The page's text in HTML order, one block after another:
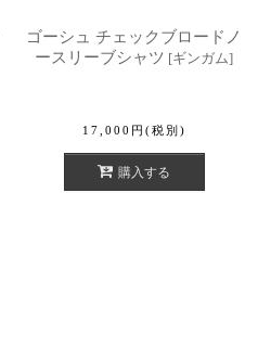
ゴーシュ チェックブロードノ
ースリーブシャツ [ギンガム]
17,000 円 (税別)
購入する